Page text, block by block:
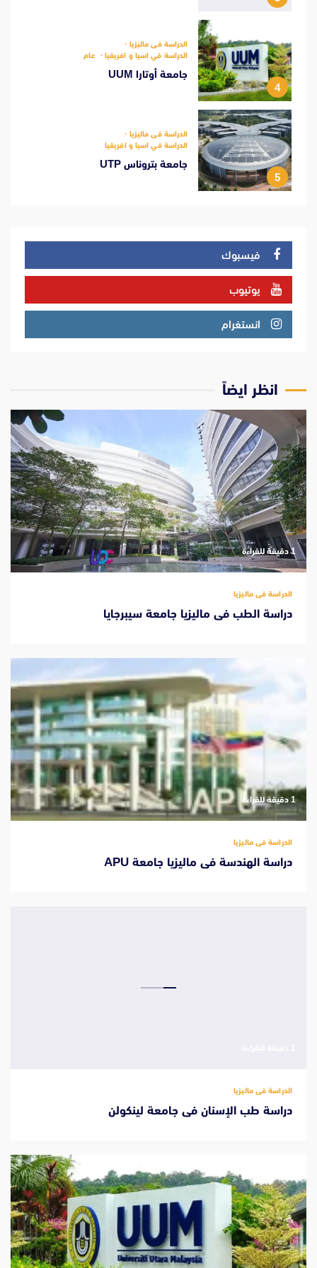
4
الدراسة فى ماليزيا
الدراسة في اسيا و افريقيا
عام
جامعة أوتارا UUM
5
الدراسة فى ماليزيا
الدراسة في اسيا و افريقيا
جامعة بتروناس UTP
فيسبوك
يوتيوب
انستغرام
انظر ايضاً
‫1 دقيقة للقراءة
الدراسة فى ماليزيا
دراسة الطب فى ماليزيا جامعة سيبرجايا
‫1 دقيقة للقراءة
الدراسة فى ماليزيا
دراسة الهندسة فى ماليزيا جامعة APU
الدراسة فى ماليزيا
دراسة طب الإسنان فى جامعة لينكولن